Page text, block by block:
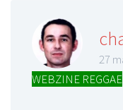
27
WEBZINE REGGAE